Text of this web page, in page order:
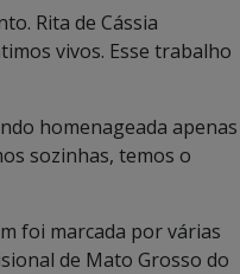
Rita de Cássia
vivos. Esse trabalho
homenageada apenas
sozinhas, temos o
foi marcada por várias
de Mato Grosso do